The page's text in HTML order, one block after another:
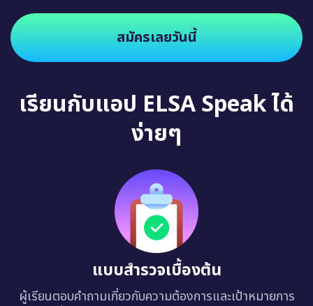
สมัครเลยวันนี้
เรียนกับแอป ELSA Speak ได้
ง่ายๆ
แบบสำรวจเบื้องต้น
ผู้เรียนตอบคำถามเกี่ยวกับความต้องการและเป้าหมายการ